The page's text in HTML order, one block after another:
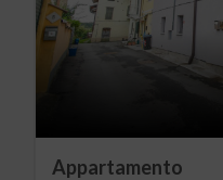
Appartamento